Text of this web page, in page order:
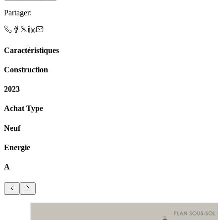
Partager:
Caractéristiques
Construction
2023
Achat Type
Neuf
Energie
A